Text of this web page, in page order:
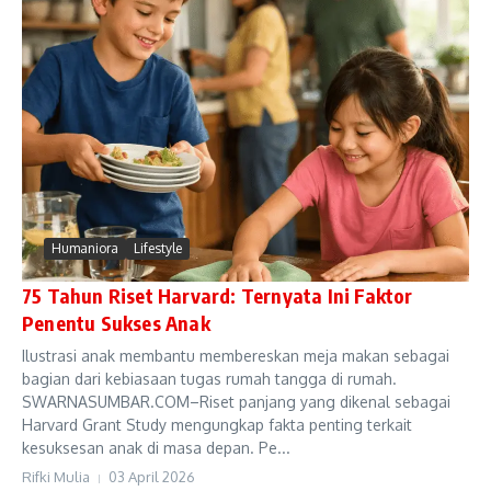
Humaniora Lifestyle
75 Tahun Riset Harvard: Ternyata Ini Faktor
Penentu Sukses Anak
Ilustrasi anak membantu membereskan meja makan sebagai
bagian dari kebiasaan tugas rumah tangga di rumah.
SWARNASUMBAR.COM–Riset panjang yang dikenal sebagai
Harvard Grant Study mengungkap fakta penting terkait
kesuksesan anak di masa depan. Pe...
Rifki Mulia 03 April 2026